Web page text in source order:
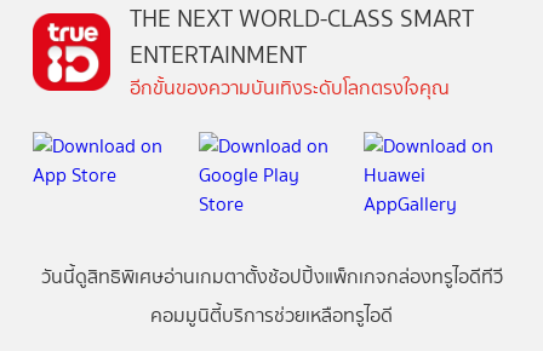
THE NEXT WORLD-CLASS SMART
ENTERTAINMENT
อีกขั้นของความบันเทิงระดับโลกตรงใจคุณ
วันนี้ดูสิทธิพิเศษอ่านเกมตาตั้งช้อปปิ้งแพ็กเกจกล่องทรูไอดีทีวี
คอมมูนิตี้บริการช่วยเหลือทรูไอดี